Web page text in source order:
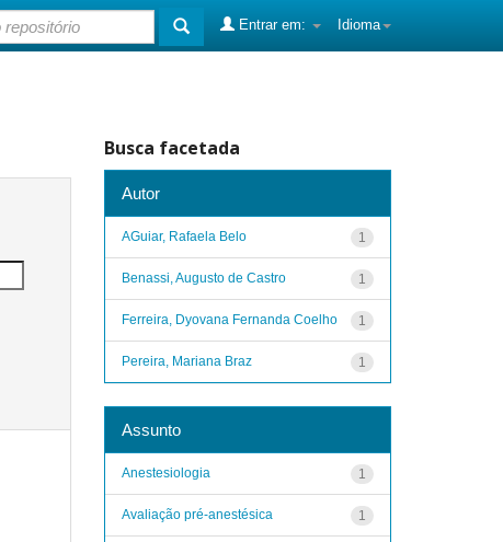
Idioma
Entrar em:
Busca facetada
Autor
1
AGuiar, Rafaela Belo
1
Benassi, Augusto de Castro
1
Ferreira, Dyovana Fernanda Coelho
1
Pereira, Mariana Braz
Assunto
1
Anestesiologia
1
Avaliação pré-anestésica